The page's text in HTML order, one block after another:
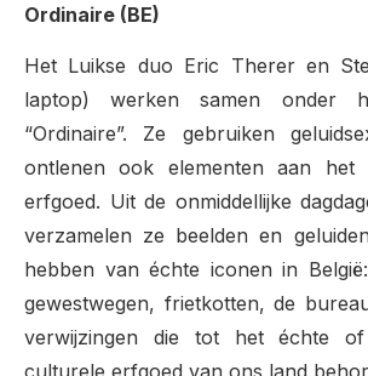
Ordinaire (BE)
Het Luikse duo Eric Therer en
laptop) werken samen onder
“Ordinaire”. Ze gebruiken
ontlenen ook elementen aan het
erfgoed. Uit de onmiddellijke
verzamelen ze beelden en
hebben van échte iconen in
gewestwegen, frietkotten, de
verwijzingen die tot het échte
culturele erfgoed van ons land